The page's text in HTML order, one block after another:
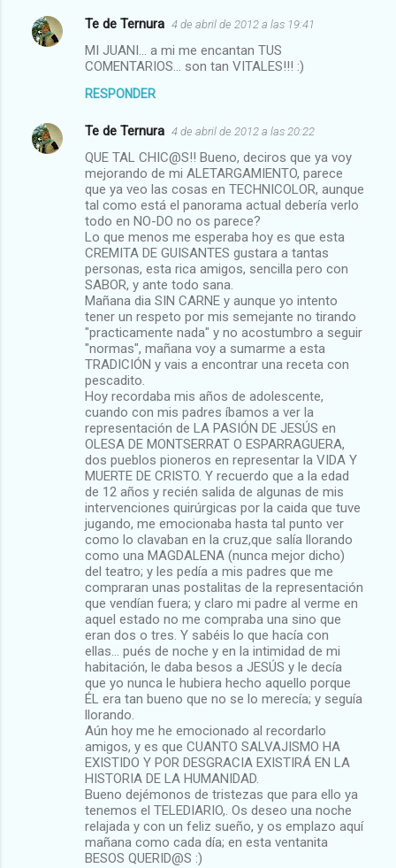
Te de Ternura 4 de abril de 2012 a las 19:41
MI JUANI... a mi me encantan TUS
COMENTARIOS... son tan VITALES!!! :)
RESPONDER
Te de Ternura 4 de abril de 2012 a las 20:22
QUE TAL CHIC@S!! Bueno, deciros que ya voy
mejorando de mi ALETARGAMIENTO, parece
que ya veo las cosas en TECHNICOLOR, aunque
tal como está el panorama actual debería verlo
todo en NO-DO no os parece?
Lo que menos me esperaba hoy es que esta
CREMITA DE GUISANTES gustara a tantas
personas, esta rica amigos, sencilla pero con
SABOR, y ante todo sana.
Mañana dia SIN CARNE y aunque yo intento
tener un respeto por mis semejante no tirando
"practicamente nada" y no acostumbro a seguir
"normas", mañana voy a sumarme a esta
TRADICIÓN y vais a encontrar una receta con
pescadito.
Hoy recordaba mis años de adolescente,
cuando con mis padres íbamos a ver la
representación de LA PASIÓN DE JESÚS en
OLESA DE MONTSERRAT O ESPARRAGUERA,
dos pueblos pioneros en representar la VIDA Y
MUERTE DE CRISTO. Y recuerdo que a la edad
de 12 años y recién salida de algunas de mis
intervenciones quirúrgicas por la caida que tuve
jugando, me emocionaba hasta tal punto ver
como lo clavaban en la cruz,que salía llorando
como una MAGDALENA (nunca mejor dicho)
del teatro; y les pedía a mis padres que me
compraran unas postalitas de la representación
que vendían fuera; y claro mi padre al verme en
aquel estado no me compraba una sino que
eran dos o tres. Y sabéis lo que hacía con
ellas... pués de noche y en la intimidad de mi
habitación, le daba besos a JESÚS y le decía
que yo nunca le hubiera hecho aquello porque
ÉL era tan bueno que no se lo merecía; y seguía
llorando.
Aún hoy me he emocionado al recordarlo
amigos, y es que CUANTO SALVAJISMO HA
EXISTIDO Y POR DESGRACIA EXISTIRÁ EN LA
HISTORIA DE LA HUMANIDAD.
Bueno dejémonos de tristezas que para ello ya
tenemos el TELEDIARIO,. Os deseo una noche
relajada y con un feliz sueño, y os emplazo aquí
mañana como cada día; en esta ventanita
BESOS QUERID@S :)